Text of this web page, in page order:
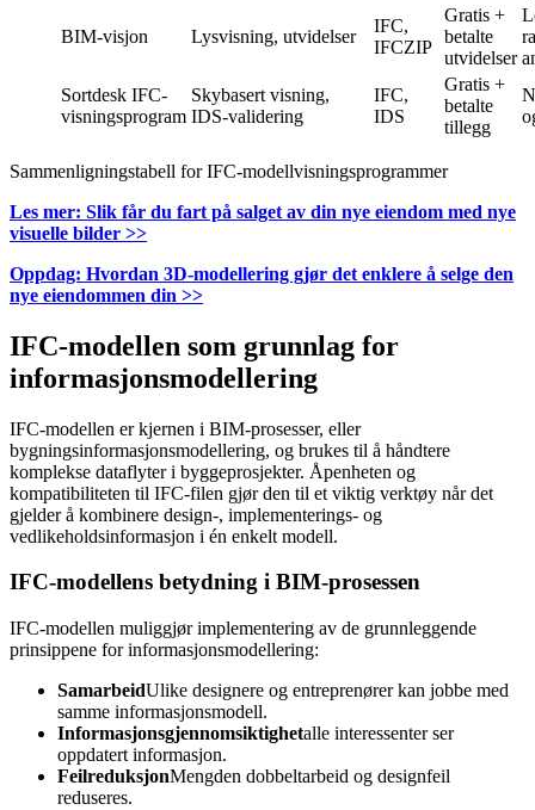
BIM-visjon Lysvisning, utvidelser
IFC,
IFCZIP
Gratis +
betalte
utvidelser
Sortdesk IFC-
visningsprogram
Skybasert visning,
IDS-validering
IFC,
IDS
Gratis +
betalte
tillegg
Sammenligningstabell for IFC-modellvisningsprogrammer
Les mer: Slik får du fart på salget av din nye eiendom med nye
visuelle bilder >>
Oppdag: Hvordan 3D-modellering gjør det enklere å selge den
nye eiendommen din >>
IFC-modellen som grunnlag for
informasjonsmodellering
IFC-modellen er kjernen i BIM-prosesser, eller
bygningsinformasjonsmodellering, og brukes til å håndtere
komplekse dataflyter i byggeprosjekter. Åpenheten og
kompatibiliteten til IFC-filen gjør den til et viktig verktøy når det
gjelder å kombinere design-, implementerings- og
vedlikeholdsinformasjon i én enkelt modell.
IFC-modellens betydning i BIM-prosessen
IFC-modellen muliggjør implementering av de grunnleggende
prinsippene for informasjonsmodellering:
SamarbeidUlike designere og entreprenører kan jobbe med
samme informasjonsmodell.
Informasjonsgjennomsiktighetalle interessenter ser
oppdatert informasjon.
FeilreduksjonMengden dobbeltarbeid og designfeil
reduseres.